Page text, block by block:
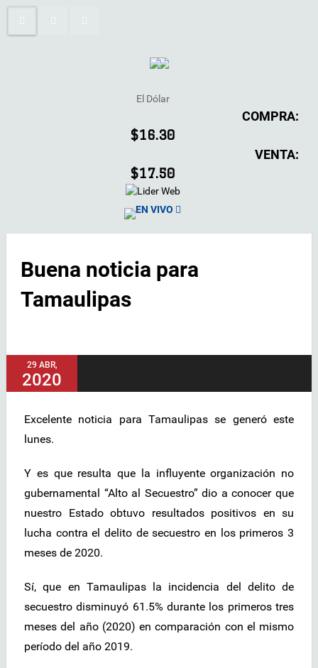
El Dólar
COMPRA:
$16.30
VENTA:
$17.50
EN VIVO
Buena noticia para
Tamaulipas
29 ABR,
2020
Excelente noticia para Tamaulipas se generó este
lunes.
Y es que resulta que la influyente organización no
gubernamental “Alto al Secuestro” dio a conocer que
nuestro Estado obtuvo resultados positivos en su
lucha contra el delito de secuestro en los primeros 3
meses de 2020.
Sí, que en Tamaulipas la incidencia del delito de
secuestro disminuyó 61.5% durante los primeros tres
meses del año (2020) en comparación con el mismo
período del año 2019.